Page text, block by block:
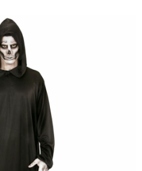
make up
smrtka
Kč